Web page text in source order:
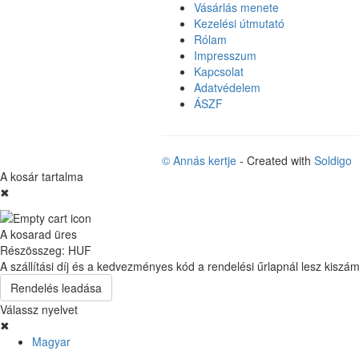
Vásárlás menete
Kezelési útmutató
Rólam
Impresszum
Kapcsolat
Adatvédelem
ÁSZF
© Annás kertje - Created with Soldigo
A kosár tartalma
✖
A kosarad üres
Részösszeg: HUF
A szállítási díj és a kedvezményes kód a rendelési űrlapnál lesz
Rendelés leadása
Válassz nyelvet
✖
Magyar